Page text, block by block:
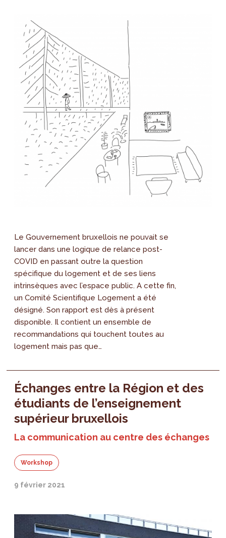
Le Gouvernement bruxellois ne pouvait se
lancer dans une logique de relance post-
COVID en passant outre la question
spécifique du logement et de ses liens
intrinsèques avec l’espace public. A cette fin,
un Comité Scientifique Logement a été
désigné. Son rapport est dès à présent
disponible. Il contient un ensemble de
recommandations qui touchent toutes au
logement mais pas que…
Échanges entre la Région et des
étudiants de l’enseignement
supérieur bruxellois
La communication au centre des échanges
Workshop
9 février 2021